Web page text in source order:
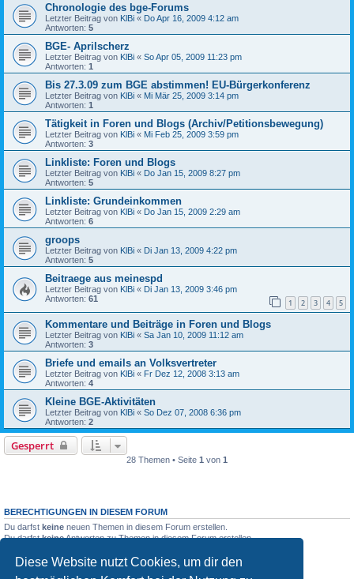
Diese Website nutzt Cookies, um dir den
Chronologie des bge-Forums
Letzter Beitrag von KlBi « Do Apr 16, 2009 4:12 am
Antworten: 5
BGE- Aprilscherz
Letzter Beitrag von KlBi « So Apr 05, 2009 11:23 pm
Antworten: 1
Bis 27.3.09 zum BGE abstimmen! EU-Bürgerkonferenz
Letzter Beitrag von KlBi « Mi Mär 25, 2009 3:14 pm
Antworten: 1
Tätigkeit in Foren und Blogs (Archiv/Petitionsbewegung)
Letzter Beitrag von KlBi « Mi Feb 25, 2009 3:59 pm
Antworten: 3
Linkliste: Foren und Blogs
Letzter Beitrag von KlBi « Do Jan 15, 2009 8:27 pm
Antworten: 5
Linkliste: Grundeinkommen
Letzter Beitrag von KlBi « Do Jan 15, 2009 2:29 am
Antworten: 6
groops
Letzter Beitrag von KlBi « Di Jan 13, 2009 4:22 pm
Antworten: 5
Beitraege aus meinespd
Letzter Beitrag von KlBi « Di Jan 13, 2009 3:46 pm
Antworten: 61 1 2 3 4 5
Kommentare und Beiträge in Foren und Blogs
Letzter Beitrag von KlBi « Sa Jan 10, 2009 11:12 am
Antworten: 3
Briefe und emails an Volksvertreter
Letzter Beitrag von KlBi « Fr Dez 12, 2008 3:13 am
Antworten: 4
Kleine BGE-Aktivitäten
Letzter Beitrag von KlBi « So Dez 07, 2008 6:36 pm
Antworten: 2
Gesperrt
28 Themen • Seite 1 von 1
BERECHTIGUNGEN IN DIESEM FORUM
Du darfst keine neuen Themen in diesem Forum erstellen.
Du darfstkeineAntworten zu Themen in diesem Forum erstellen.
Du darfst deine Beiträge in diesem Forumnicht löschen.